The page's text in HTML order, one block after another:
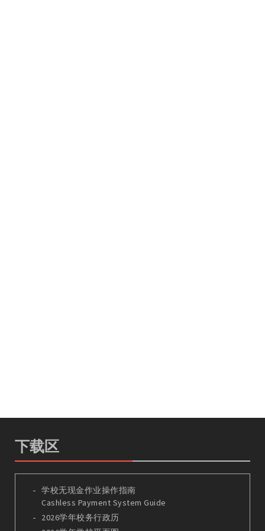
下载区
学校无现金作业操作指南
Cashless Payment System Guide
2026学年校务行政历